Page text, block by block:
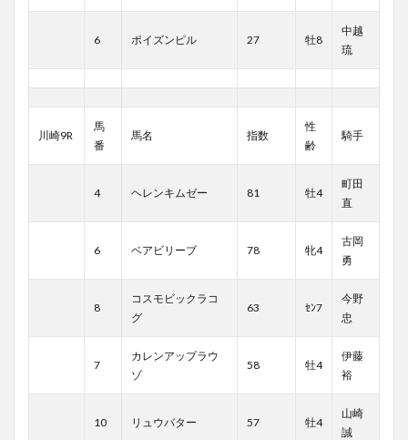
6 ポイズンピル 27 牡8
中越
琉
川崎9R
馬
番
馬名 指数
性
齢
騎手
4 ヘレンキムゼー 81 牡4
町田
直
6 ベアビリーブ 78 牝4
古岡
勇
8
コスモビックラコ
グ
63 ｾﾝ7
今野
忠
7
カレンアップラウ
ゾ
58 牡4
伊藤
裕
10 リュウバター 57 牡4
山崎
誠